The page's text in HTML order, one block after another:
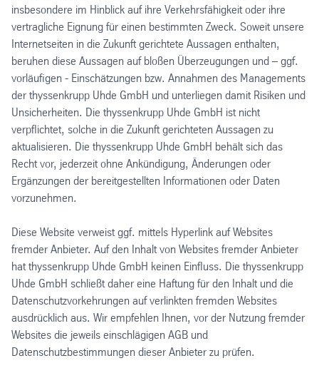
insbesondere im Hinblick auf ihre Verkehrsfähigkeit oder ihre
vertragliche Eignung für einen bestimmten Zweck. Soweit unsere
Internetseiten in die Zukunft gerichtete Aussagen enthalten,
beruhen diese Aussagen auf bloßen Überzeugungen und – ggf.
vorläufigen - Einschätzungen bzw. Annahmen des Managements
der thyssenkrupp Uhde GmbH und unterliegen damit Risiken und
Unsicherheiten. Die thyssenkrupp Uhde GmbH ist nicht
verpflichtet, solche in die Zukunft gerichteten Aussagen zu
aktualisieren. Die thyssenkrupp Uhde GmbH behält sich das
Recht vor, jederzeit ohne Ankündigung, Änderungen oder
Ergänzungen der bereitgestellten Informationen oder Daten
vorzunehmen.
Diese Website verweist ggf. mittels Hyperlink auf Websites
fremder Anbieter. Auf den Inhalt von Websites fremder Anbieter
hat thyssenkrupp Uhde GmbH keinen Einfluss. Die thyssenkrupp
Uhde GmbH schließt daher eine Haftung für den Inhalt und die
Datenschutzvorkehrungen auf verlinkten fremden Websites
ausdrücklich aus. Wir empfehlen Ihnen, vor der Nutzung fremder
Websites die jeweils einschlägigen AGB und
Datenschutzbestimmungen dieser Anbieter zu prüfen.